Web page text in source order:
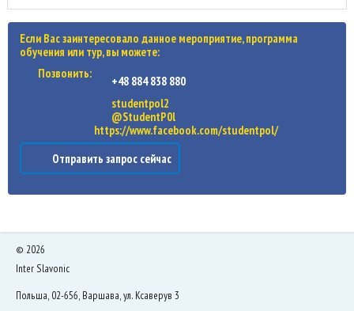
Если Вас заинтересовало данное мероприятие, программа
обучения или тур, вы можете:
Позвонить:
+48 884 838 880
studentpol2
@StudentP0l
https://www.facebook.com/studentpol/
Отправить запрос сейчас
© 2026
Inter Slavonic
Польша, 02-656, Варшава, ул. Ксаверув 3